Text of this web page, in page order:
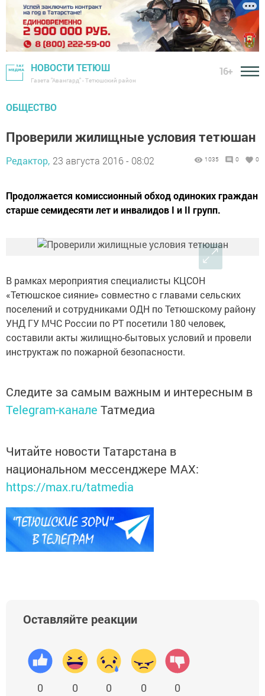
НОВОСТИ ТЕТЮШ
Газета "Авангард" - Тетюшский район
16+
ОБЩЕСТВО
Проверили жилищные условия тетюшан
Редактор, 23 августа 2016 - 08:02 1035 0 0
Продолжается комиссионный обход одиноких граждан
старше семидесяти лет и инвалидов I и II групп.
В рамках мероприятия специалисты КЦСОН
«Тетюшское сияние» совместно с главами сельских
поселений и сотрудниками ОДН по Тетюшскому району
УНД ГУ МЧС России по РТ посетили 180 человек,
составили акты жилищно-бытовых условий и провели
инструктаж по пожарной безопасности.
Следите за самым важным и интересным в
Telegram-канале Татмедиа
Читайте новости Татарстана в
национальном мессенджере MАХ:
https://max.ru/tatmedia
Оставляйте реакции
0 0 0 0 0